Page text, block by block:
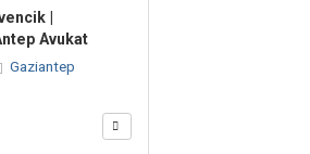
|
Avukat
Gaziantep